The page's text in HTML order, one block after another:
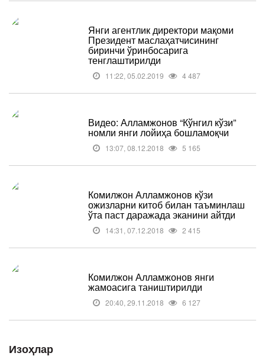
Янги агентлик директори мақоми
Президент маслаҳатчисининг
биринчи ўринбосарига
тенглаштирилди
11:22, 05.02.2019 4 487
Видео: Алламжонов “Кўнгил кўзи”
номли янги лойиҳа бошламоқчи
13:07, 08.12.2018 5 165
Комилжон Алламжонов кўзи
ожизларни китоб билан таъминлаш
ўта паст даражада эканини айтди
14:31, 07.12.2018 2 415
Комилжон Алламжонов янги
жамоасига таништирилди
20:40, 29.11.2018 6 127
Изоҳлар